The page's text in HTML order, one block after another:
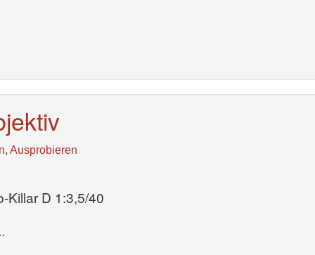
, Ausprobieren
Killar D 1:3,5/40